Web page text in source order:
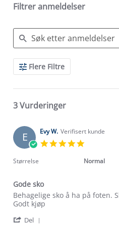
Filtrer anmeldelser
Search
ReviewsFlere Filtre
3 Vurderinger
E Evy W. Verifisert kunde
rating
Størrelse Normal
Gode sko
Review
by
W.
review
stating
sko
Behagelige sko å ha på foten.
Godt kjøp
Del